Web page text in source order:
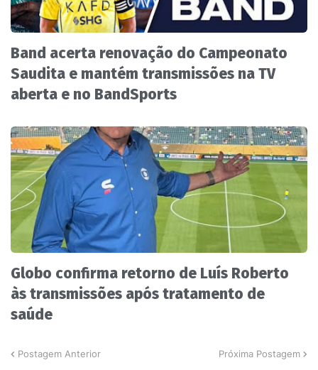
Band acerta renovação do Campeonato
Saudita e mantém transmissões na TV
aberta e no BandSports
Globo confirma retorno de Luís Roberto
às transmissões após tratamento de
saúde
Postagem Anterior Próxima Postagem